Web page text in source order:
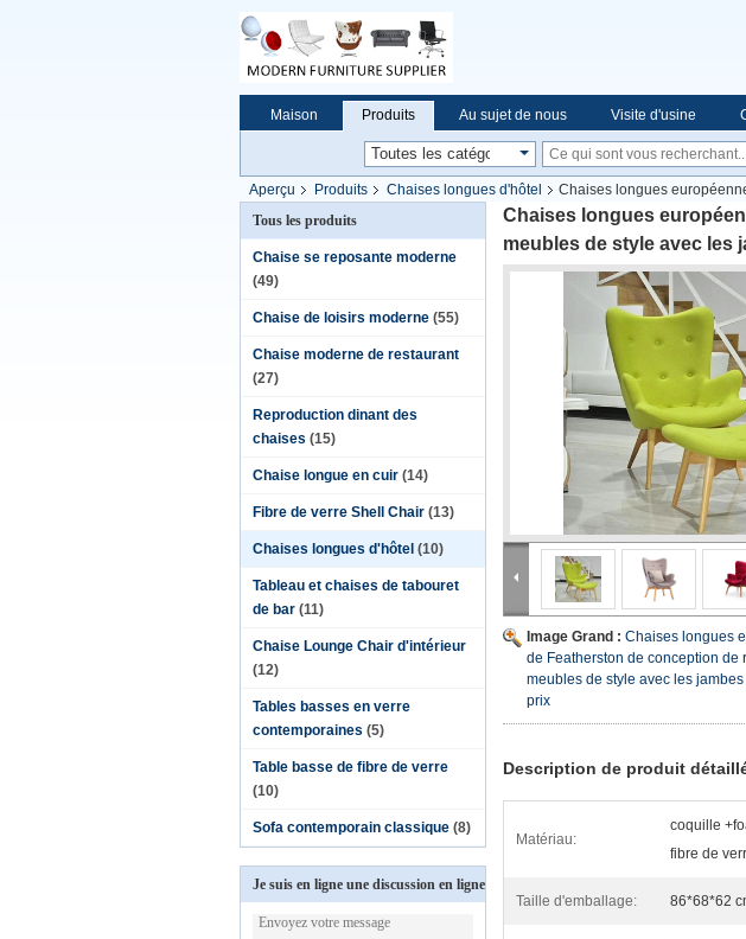
Maison Produits Au sujet de nous Visite d'usine
Aperçu Produits Chaises longues d'hôtel
Chaises longues
en bois
Tous les produits
Chaise se reposante moderne
(49)
Chaise de loisirs moderne (55)
Chaise moderne de restaurant
(27)
Reproduction dinant des
chaises (15)
Chaise longue en cuir (14)
Fibre de verre Shell Chair (13)
Chaises longues d'hôtel (10)
Tableau et chaises de tabouret
de bar (11)
Chaise Lounge Chair d'intérieur
(12)
Tables basses en verre
contemporaines (5)
Table basse de fibre de verre
(10)
Sofa contemporain classique (8)
Je suis en ligne une discussion en ligne
Chaises longues
meubles de style avec les
Image Grand : Chaises longues
de Featherston de conception de
meubles de style avec les
prix
Description de produit
Matériau:
coquille
fibre de
Taille d'emballage: 86*68*62